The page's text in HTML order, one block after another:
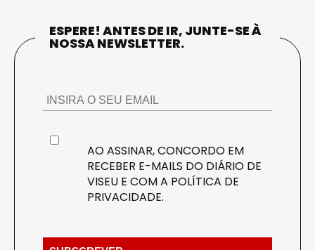
ESPERE! ANTES DE IR, JUNTE-SE À
NOSSA NEWSLETTER.
AO ASSINAR, CONCORDO EM
RECEBER E-MAILS DO DIÁRIO DE
VISEU E COM A POLÍTICA DE
PRIVACIDADE.